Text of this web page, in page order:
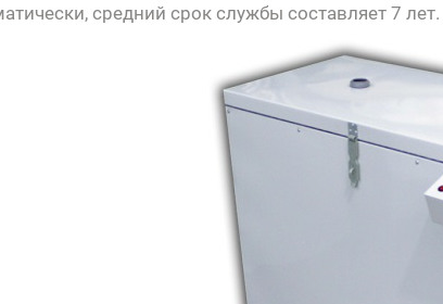
средний срок службы составляет 7 лет.